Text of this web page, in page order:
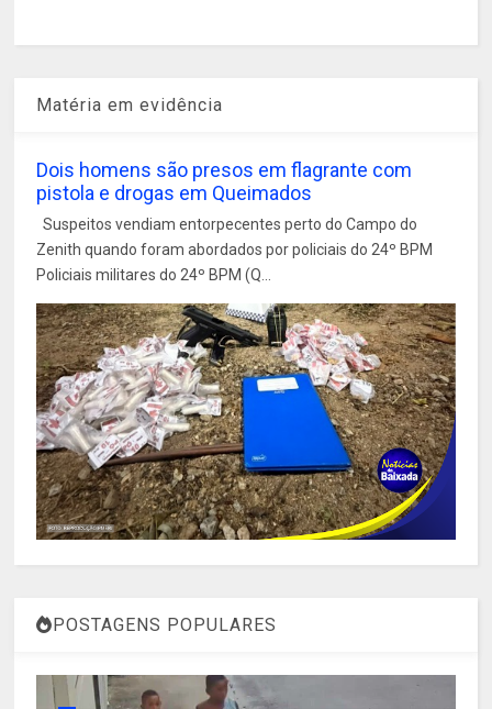
Matéria em evidência
Dois homens são presos em flagrante com
pistola e drogas em Queimados
Suspeitos vendiam entorpecentes perto do Campo do
Zenith quando foram abordados por policiais do 24º BPM
Policiais militares do 24º BPM (Q...
POSTAGENS POPULARES